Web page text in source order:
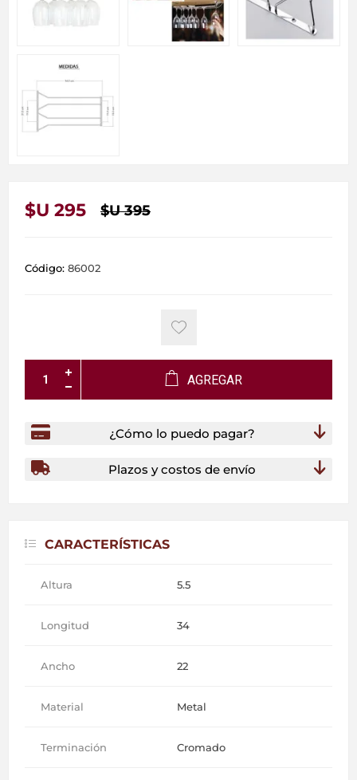
$U 295 $U 395
Código: 86002
AGREGAR
¿Cómo lo puedo pagar?
Plazos y costos de envío
CARACTERÍSTICAS
Altura 5.5
Longitud 34
Ancho 22
Material Metal
Terminación Cromado